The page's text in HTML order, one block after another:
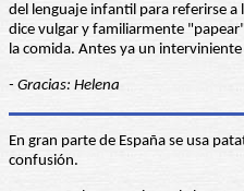
del lenguaje infantil para referirse a
dice vulgar y familiarmente
la comida. Antes ya un
- Gracias: Helena
En gran parte de España se usa
confusión.